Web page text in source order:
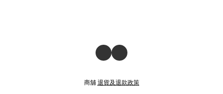
商舖 退貨及退款政策